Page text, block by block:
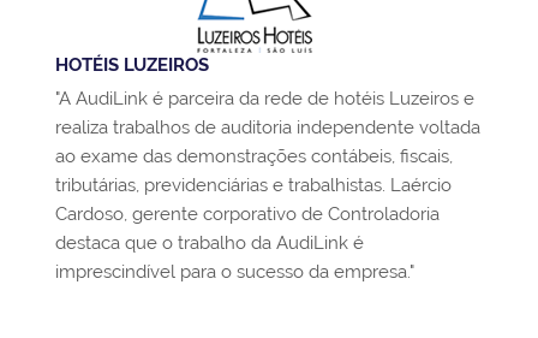
HOTÉIS LUZEIROS
"A AudiLink é parceira da rede de hotéis Luzeiros e
realiza trabalhos de auditoria independente voltada
ao exame das demonstrações contábeis, fiscais,
tributárias, previdenciárias e trabalhistas. Laércio
Cardoso, gerente corporativo de Controladoria
destaca que o trabalho da AudiLink é
imprescindível para o sucesso da empresa."